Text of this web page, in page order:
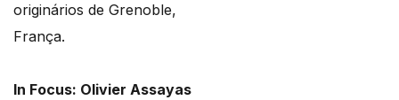
originários de Grenoble,
França.
In Focus: Olivier Assayas